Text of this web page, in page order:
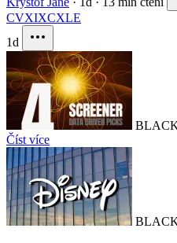
CVXIXCXLE
1d
Číst více